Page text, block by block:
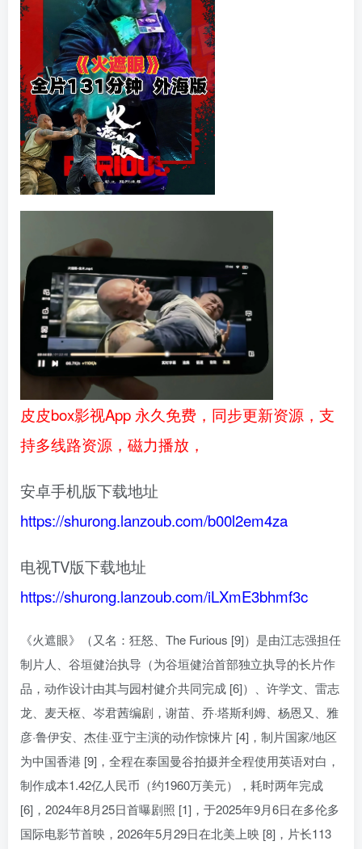
皮皮box影视App 永久免费，同步更新资源，支
持多线路资源，磁力播放，
安卓手机版下载地址
https://shurong.lanzoub.com/b00l2em4za
电视TV版下载地址
https://shurong.lanzoub.com/iLXmE3bhmf3c
《火遮眼》（又名：狂怒、The Furious [9]）是由江志强担任
制片人、谷垣健治执导（为谷垣健治首部独立执导的长片作
品，动作设计由其与园村健介共同完成 [6]）、许学文、雷志
龙、麦天枢、岑君茜编剧，谢苗、乔·塔斯利姆、杨恩又、雅
彦·鲁伊安、杰佳·亚宁主演的动作惊悚片 [4]，制片国家/地区
为中国香港 [9]，全程在泰国曼谷拍摄并全程使用英语对白，
制作成本1.42亿人民币（约1960万美元），耗时两年完成
[6]，2024年8月25日首曝剧照 [1]，于2025年9月6日在多伦多
国际电影节首映，2026年5月29日在北美上映 [8]，片长113